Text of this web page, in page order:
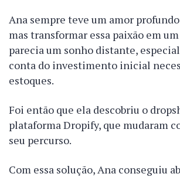
Ana sempre teve um amor
mas transformar essa paixão em
parecia um sonho distante,
conta do investimento inicial
estoques.
Foi então que ela descobriu o
plataforma Dropify, que mudaram
seu percurso.
Com essa solução, Ana conseguiu